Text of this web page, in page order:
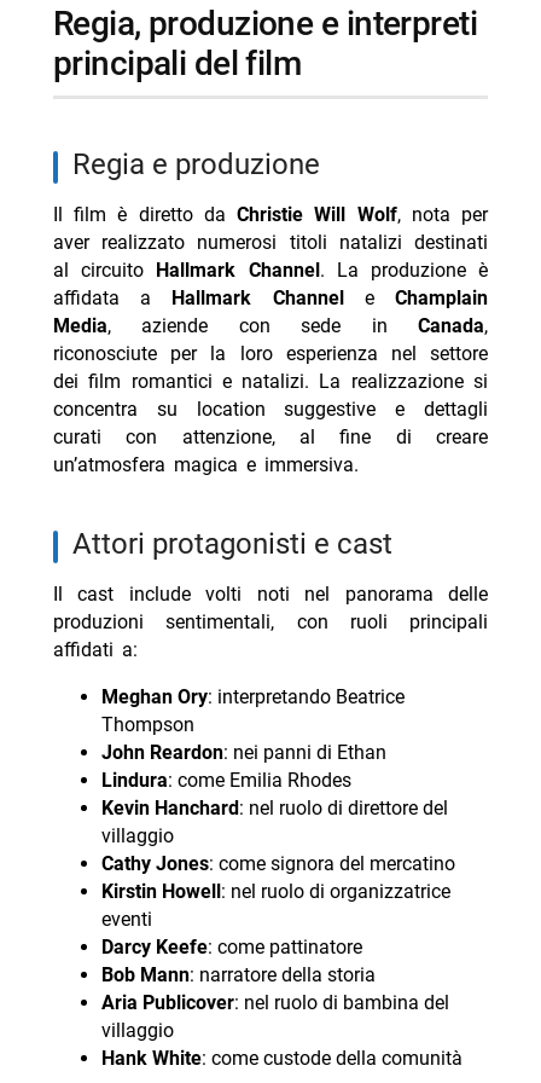
regia, produzione e interpreti
principali del film
regia e produzione
Il film è diretto daChristie Will Wolf, nota per
aver realizzato numerosi titoli natalizi destinati
al circuito Hallmark Channel. La produzione è
affidata a Hallmark ChanneleChamplain
Media, aziende con sede inCanada,
riconosciute per la loro esperienza nel settore
dei film romantici e natalizi. La realizzazione si
concentra su location suggestive e dettagli
curati con attenzione, al fine di creare
un’atmosfera magica e immersiva.
attori protagonisti e cast
Il cast include volti noti nel panorama delle
produzioni sentimentali, con ruoli principali
affidati a:
Meghan Ory: interpretando Beatrice
Thompson
John Reardon: nei panni di Ethan
Lindura: come Emilia Rhodes
Kevin Hanchard: nel ruolo di direttore del
villaggio
Cathy Jones: come signora del mercatino
Kirstin Howell: nel ruolo di organizzatrice
eventi
Darcy Keefe: come pattinatore
Bob Mann: narratore della storia
Aria Publicover: nel ruolo di bambina del
villaggio
Hank White: come custode della comunità